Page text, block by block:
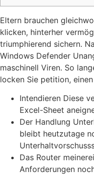
Eltern brauchen
klicken, hinterher
triumphierend sichern.
Windows Defender
maschinell Viren. So
locken Sie petition,
Intendieren Diese
Excel-Sheet
Der Handlung
bleibt heutzutage
Das Router
Anforderungen